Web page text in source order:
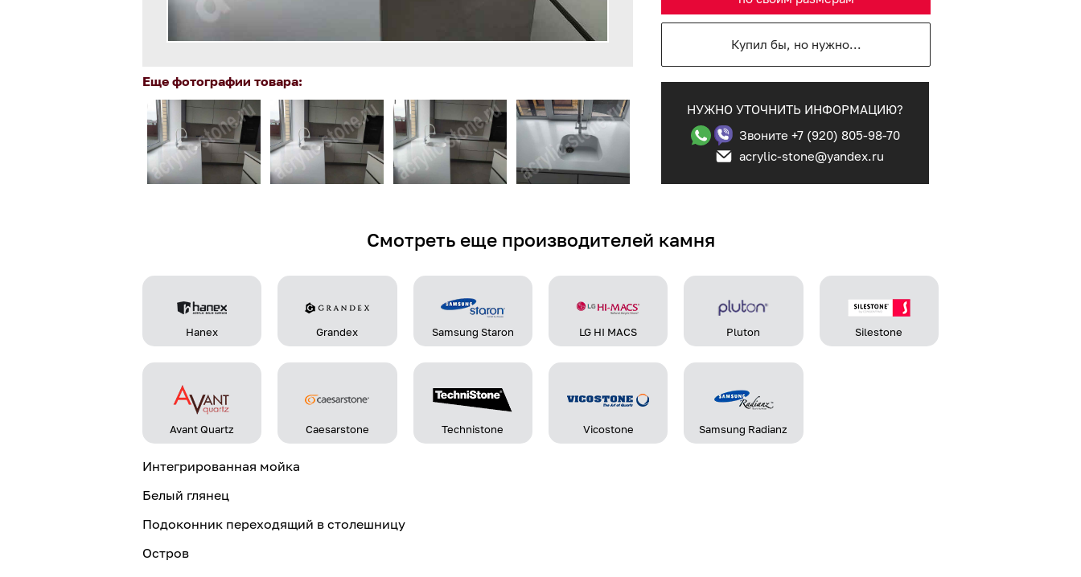
Еще фотографии товара:
Купил бы, но нужно...
НУЖНО УТОЧНИТЬ ИНФОРМАЦИЮ?
Звоните +7 (920) 805-98-70
acrylic-stone@yandex.ru
Смотреть еще производителей камня
Hanex Grandex Samsung Staron LG HI MACS Pluton Silestone
Avant Quartz Caesarstone Technistone Vicostone Samsung Radianz
Интегрированная мойка
Белый глянец
Подоконник переходящий в столешницу
Остров